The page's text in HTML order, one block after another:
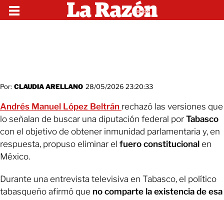
Por: CLAUDIA ARELLANO 28/05/2026 23:20:33
Andrés Manuel López Beltrán rechazó las versiones que
lo señalan de buscar una diputación federal por Tabasco
con el objetivo de obtener inmunidad parlamentaria y, en
respuesta, propuso eliminar el fuero constitucional en
México.
Durante una entrevista televisiva en Tabasco, el político
tabasqueño afirmó que no comparte la existencia de esa